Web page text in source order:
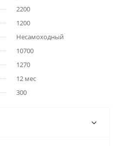
2200
1200
Несамоходный
10700
1270
12 мес
300